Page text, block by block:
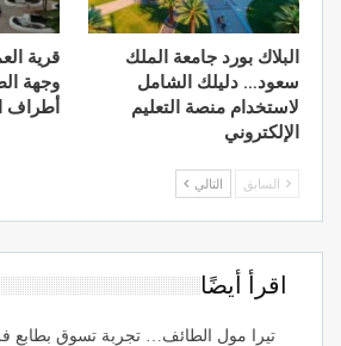
البلاك بورد جامعة الملك
سعود… دليلك الشامل
لاستخدام منصة التعليم
الإلكتروني
قرية
وجهة
أطراف
السابق التالي
اقرأ أيضًا
تيرا مول الطائف… تجربة تسوق